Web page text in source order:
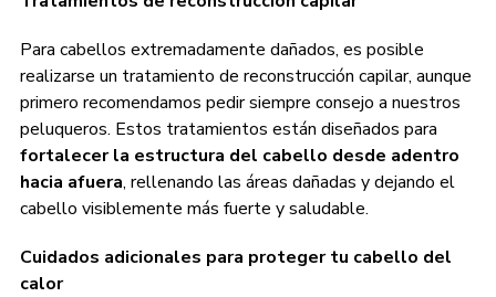
Para cabellos extremadamente dañados, es posible
realizarse un tratamiento de reconstrucción capilar, aunque
primero recomendamos pedir siempre consejo a nuestros
peluqueros. Estos tratamientos están diseñados para
fortalecer la estructura del cabello desde adentro
hacia afuera, rellenando las áreas dañadas y dejando el
cabello visiblemente más fuerte y saludable.
Cuidados adicionales para proteger tu cabello del
calor